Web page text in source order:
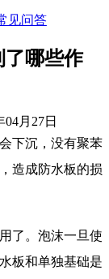
见问答
了哪些作
月27日
下沉，没有聚苯
造成防水板的损
了。泡沫一旦使
板和单独基础是